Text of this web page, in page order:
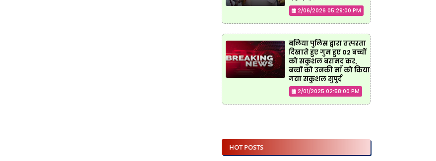
2/06/2026 05:29:00 PM
बलिया पुलिस द्वारा तत्परता
दिखाते हुए गुम हुए 02 बच्चों
को सकुशल बरामद कर,
बच्चों को उनकी माँ को किया
गया सकुशल सुपुर्द
2/01/2025 02:58:00 PM
HOT POSTS